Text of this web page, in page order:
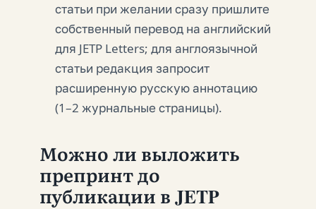
статьи при желании сразу пришлите
собственный перевод на английский
для JETP Letters; для англоязычной
статьи редакция запросит
расширенную русскую аннотацию
(1–2 журнальные страницы).
Можно ли выложить
препринт до
публикации в JETP